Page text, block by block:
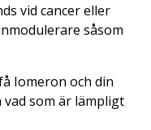
vid cancer eller
såsom
Iomeron och din
som är lämpligt